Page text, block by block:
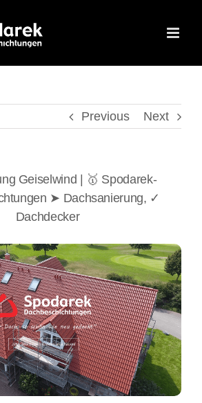
Previous Next
Geiselwind | 🥇 Spodarek-
➤ Dachsanierung, ✓
Dachdecker